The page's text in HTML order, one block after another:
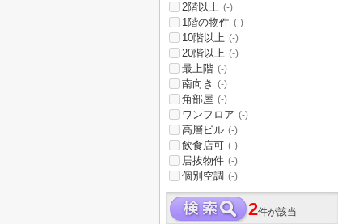
2階以上 (-)
1階の物件 (-)
10階以上 (-)
20階以上 (-)
最上階 (-)
南向き (-)
角部屋 (-)
ワンフロア (-)
高層ビル (-)
飲食店可 (-)
居抜物件 (-)
個別空調 (-)
2件が該当